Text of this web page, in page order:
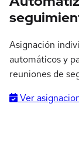
Asignación
automáticos y
reuniones de
Ver